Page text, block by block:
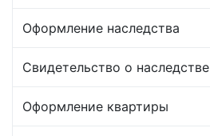
Оформление наследства
Свидетельство о наследстве
Оформление квартиры